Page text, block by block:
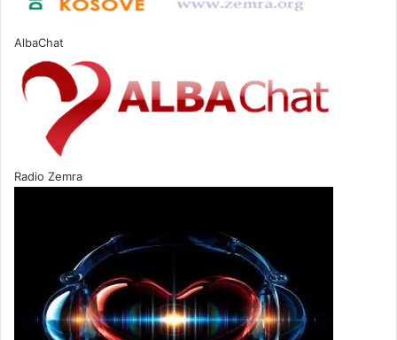
AlbaChat
Radio Zemra